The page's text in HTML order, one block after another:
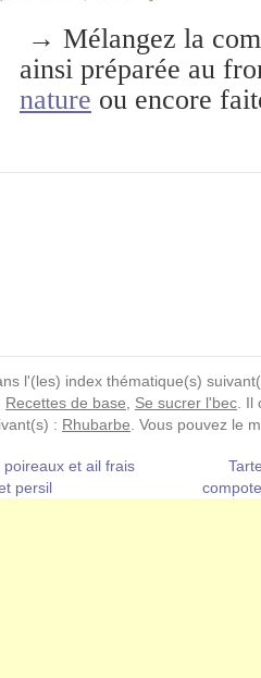
→ Mélangez la
ainsi préparée au
nature ou encore
l'(les) index thématique(s)
Recettes de base Se sucrer l'bec .
: Rhubarbe . Vous pouvez le
et ail frais
persil